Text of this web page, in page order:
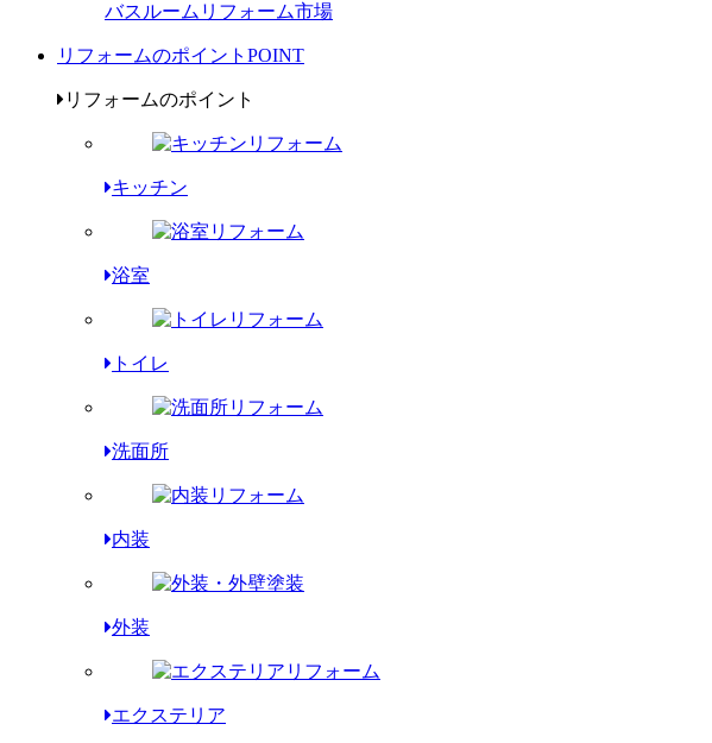
バスルームリフォーム市場
リフォームのポイント POINT
リフォームのポイント
キッチン
浴室
トイレ
洗面所
内装
外装
エクステリア